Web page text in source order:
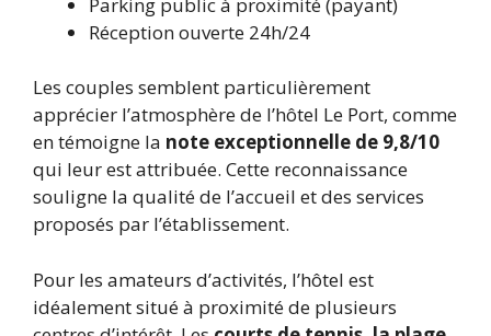
Réception ouverte 24h/24
Les couples semblent particulièrement
apprécier l’atmosphère de l’hôtel Le Port, comme
en témoigne la note exceptionnelle de 9,8/10
qui leur est attribuée. Cette reconnaissance
souligne la qualité de l’accueil et des services
proposés par l’établissement.
Pour les amateurs d’activités, l’hôtel est
idéalement situé à proximité de plusieurs